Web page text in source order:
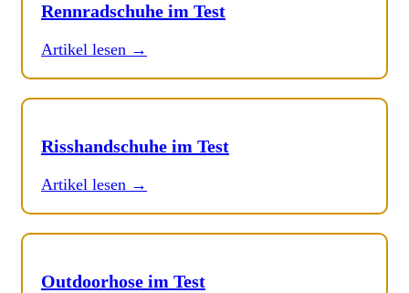
Rennradschuhe im Test
Artikel lesen →
Risshandschuhe im Test
Artikel lesen →
Outdoorhose im Test